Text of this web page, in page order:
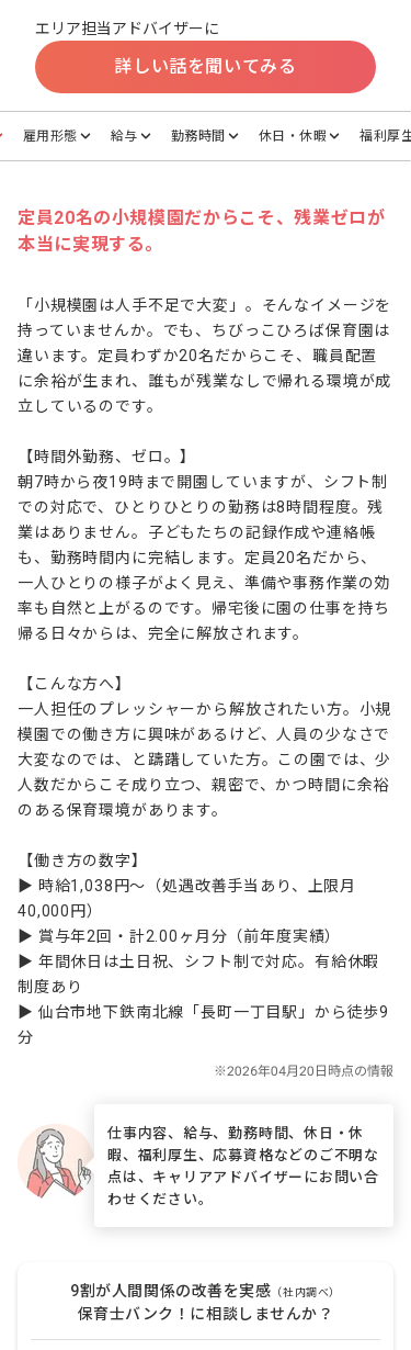
エリア担当アドバイザーに
詳しい話を聞いてみる
雇用形態 給与 勤務時間 休日・休暇 福利厚生
定員20名の小規模園だからこそ、残業ゼロが
本当に実現する。
「小規模園は人手不足で大変」。そんなイメージを
持っていませんか。でも、ちびっこひろば保育園は
違います。定員わずか20名だからこそ、職員配置
に余裕が生まれ、誰もが残業なしで帰れる環境が成
立しているのです。
【時間外勤務、ゼロ。】
朝7時から夜19時まで開園していますが、シフト制
での対応で、ひとりひとりの勤務は8時間程度。残
業はありません。子どもたちの記録作成や連絡帳
も、勤務時間内に完結します。定員20名だから、
一人ひとりの様子がよく見え、準備や事務作業の効
率も自然と上がるのです。帰宅後に園の仕事を持ち
帰る日々からは、完全に解放されます。
【こんな方へ】
一人担任のプレッシャーから解放されたい方。小規
模園での働き方に興味があるけど、人員の少なさで
大変なのでは、と躊躇していた方。この園では、少
人数だからこそ成り立つ、親密で、かつ時間に余裕
のある保育環境があります。
【働き方の数字】
▶ 時給1,038円～（処遇改善手当あり、上限月
40,000円）
▶ 賞与年2回・計2.00ヶ月分（前年度実績）
▶ 年間休日は土日祝、シフト制で対応。有給休暇
制度あり
▶ 仙台市地下鉄南北線「長町一丁目駅」から徒歩9
分
仕事内容、給与、勤務時間、休日・休
暇、福利厚生、応募資格などのご不明な
点は、キャリアアドバイザーにお問い合
わせください。
9割が人間関係の改善を実感 （社内調べ）
保育士バンク！に相談しませんか？